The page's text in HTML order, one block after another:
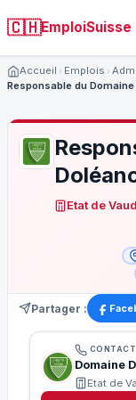
🇨🇭EmploiSuisse
Accueil Emplois
Responsable du
Etat de Vaud
Partager :
CONTACT
Domaine
Etat de